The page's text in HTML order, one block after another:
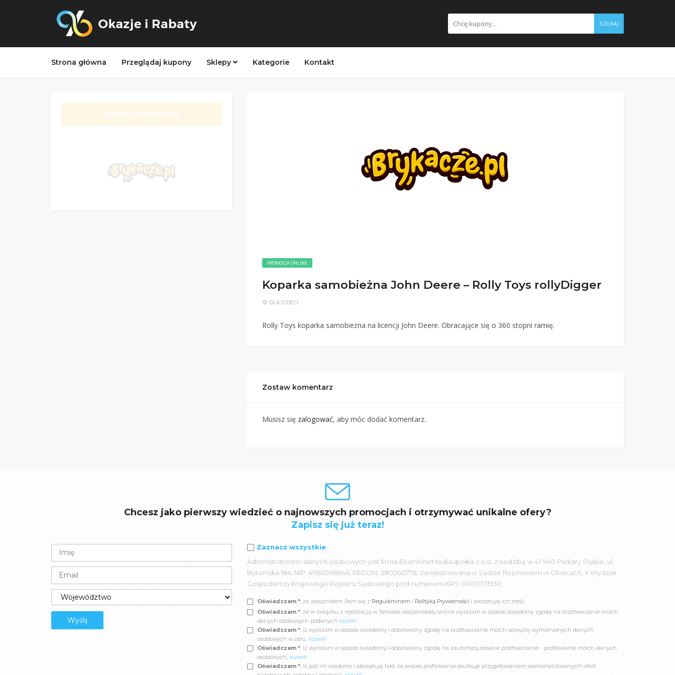
SZUKAJ
Strona główna Przeglądaj kupony Sklepy Kategorie Kontakt
ZOBACZ PROMOCJĘ
PROMOCJA ONLINE
Koparka samobieżna John Deere – Rolly Toys rollyDigger
DLA DZIECI
Rolly Toys koparka samobieżna na licencji John Deere. Obracające się o 360 stopni ramię.
Zostaw komentarz
Musisz się zalogować, aby móc dodać komentarz.
Chcesz jako pierwszy wiedzieć o najnowszych promocjach i otrzymywać unikalne ofery?
Zapisz się już teraz!
Zaznacz wszystkie
Administratorem danych osobowych jest firma BlueWineMedia spółka z o.o. z siedzibą w 41-940 Piekary Śląskie; ul.
Bytomska 184; NIP: 4980268646, REGON: 380260778; zarejestrowana w Sądzie Rejonowym w Gliwicach, X Wydział
Gospodarczy Krajowego Rejestru Sądowego pod numerem KRS: 0000731930.
Oświadczam *, że zapoznałem /łam się z Regulaminem i Polityką Prywatności i akceptuję ich treść.
Oświadczam *, że w związku z rejestracją w Serwisie okazjeirabaty.online wyrażam w sposób świadomy zgodę na przetwarzanie moich
danych osobowych podanych rozwiń
Oświadczam *, iż wyrażam w sposób świadomy i dobrowolny zgodę na przetwarzanie moich powyżej wymienionych danych
osobowych w celu, rozwiń
Oświadczam *, iż wyrażam w sposób świadomy i dobrowolny zgodę na zautomatyzowane przetwarzanie - profilowanie moich danych
osobowych, rozwiń
Oświadczam *, iż jest mi wiadome i akceptuję fakt, że proces profilowania skutkuje przygotowaniem spersonalizowanych ofert